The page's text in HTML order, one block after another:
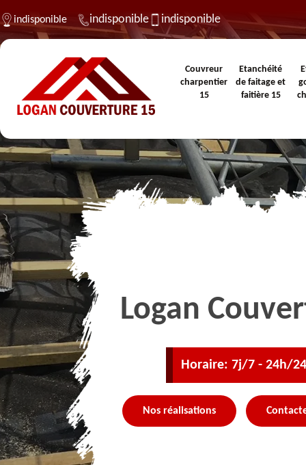
indisponible indisponible indisponible
Couvreur
charpentier
15
Etanchéité
de faitage et
faitière 15
Logan
Horaire: 7j/7 - 24h/24
Nos réalisations